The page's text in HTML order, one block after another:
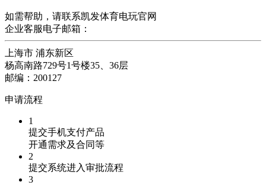
如需帮助，请联系凯发体育电玩官网
企业客服电子邮箱：
上海市 浦东新区
杨高南路729号1号楼35、36层
邮编：200127
申请流程
1
提交手机支付产品
开通需求及合同等
2
提交系统进入审批流程
3